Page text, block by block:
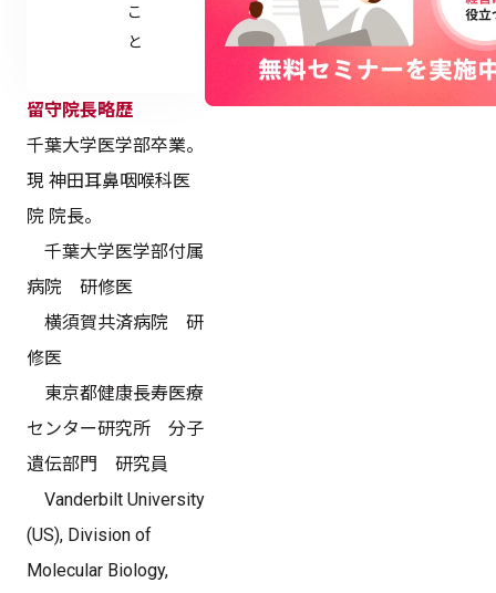
こ
と
留守院長略歴
千葉大学医学部卒業。
現 神田耳鼻咽喉科医
院 院長。
千葉大学医学部付属
病院 研修医
横須賀共済病院 研
修医
東京都健康長寿医療
センター研究所 分子
遺伝部門 研究員
Vanderbilt University
(US), Division of
Molecular Biology,